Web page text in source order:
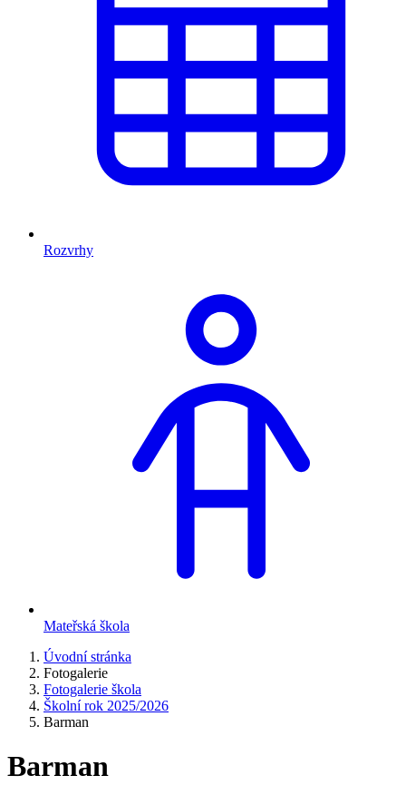
Rozvrhy
Mateřská škola
Úvodní stránka
Fotogalerie
Fotogalerie škola
Školní rok 2025/2026
Barman
Barman